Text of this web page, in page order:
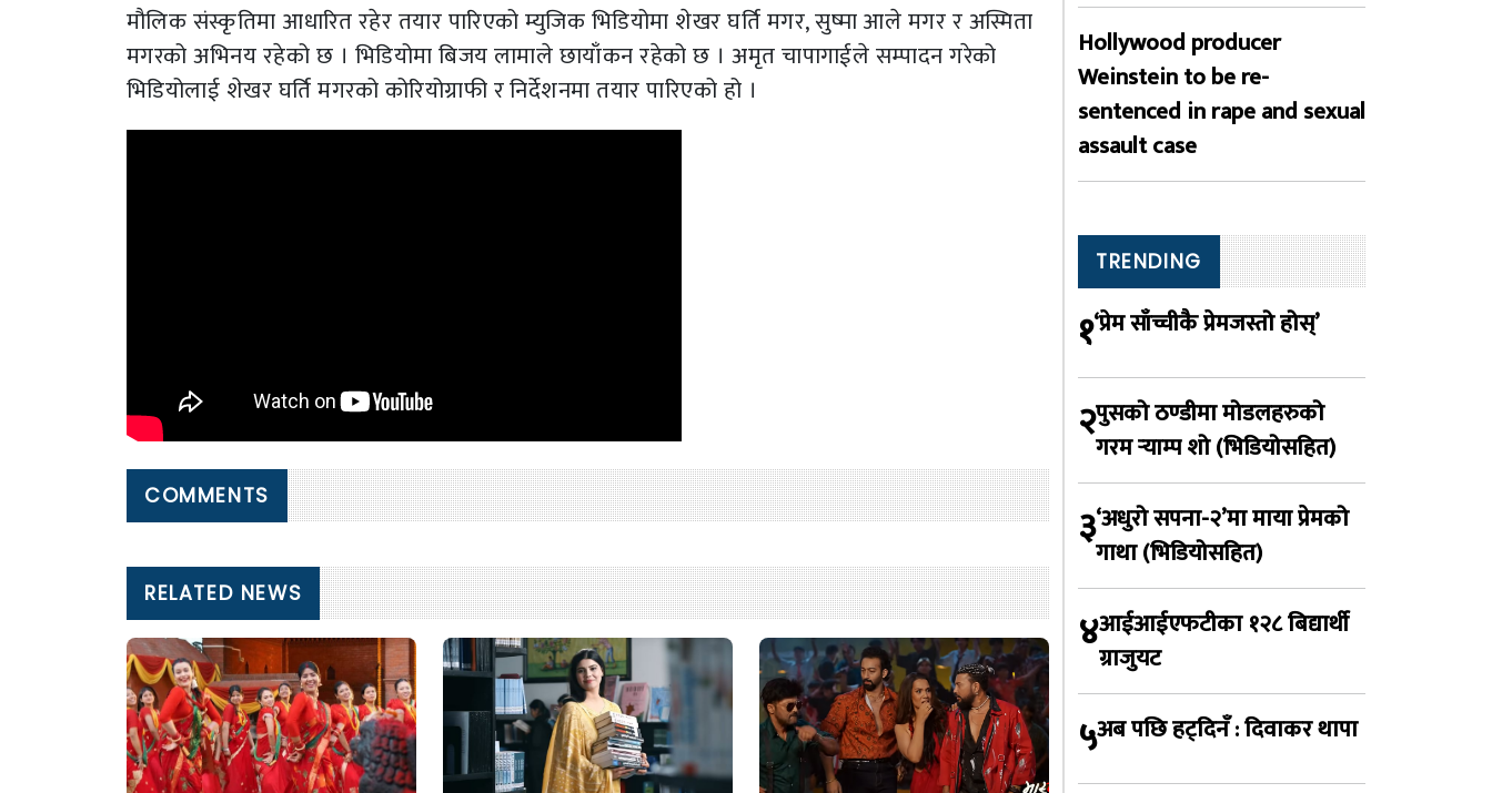
मौलिक संस्कृतिमा आधारित रहेर तयार पारिएको म्युजिक भिडियोमा शेखर घर्ति मगर, सुष्मा आले मगर र अस्मिता
मगरको अभिनय रहेको छ । भिडियोमा बिजय लामाले छायाँकन रहेको छ । अमृत चापागाईले सम्पादन गरेको
भिडियोलाई शेखर घर्ति मगरको कोरियोग्राफी र निर्देशनमा तयार पारिएको हो ।
COMMENTS
RELATED NEWS
Hollywood producer
Weinstein to be re-
sentenced in rape and sexual
assault case
TRENDING
१‘प्रेम साँच्चीकै प्रेमजस्तो होस्’
२पुसको ठण्डीमा मोडलहरुको
गरम र्‍याम्प शो (भिडियोसहित)
३‘अधुरो सपना-२’मा माया प्रेमको
गाथा (भिडियोसहित)
४आईआईएफटीका १२८ बिद्यार्थी
ग्राजुयट
५अब पछि हट्दिनँ : दिवाकर थापा